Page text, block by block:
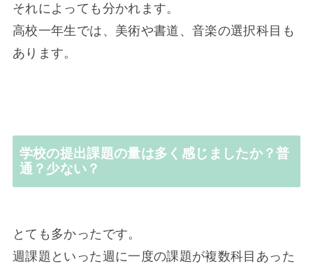
それによっても分かれます。
高校一年生では、美術や書道、音楽の選択科目も
あります。
学校の提出課題の量は多く感じましたか？普
通？少ない？
とても多かったです。
週課題といった週に一度の課題が複数科目あった